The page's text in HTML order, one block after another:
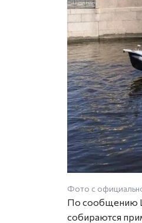
Фото с
По сообщению
собираются